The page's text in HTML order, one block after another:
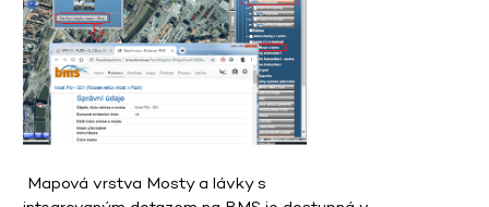
Mapová vrstva Mosty a lávky s